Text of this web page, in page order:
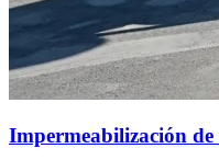
Impermeabilización de